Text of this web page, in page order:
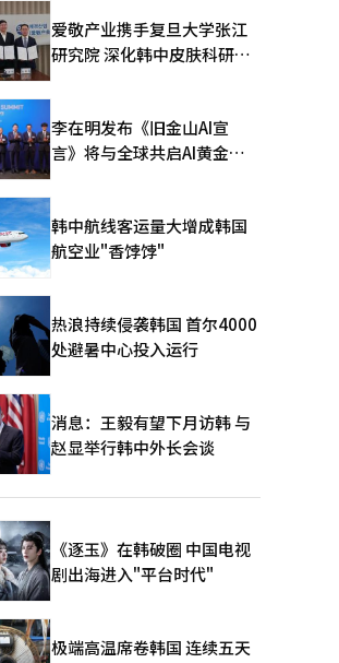
爱敬产业携手复旦大学张江
研究院 深化韩中皮肤科研合
李在明发布《旧金山AI宣
言》将与全球共启AI黄金时
韩中航线客运量大增成韩国
航空业"香饽饽"
热浪持续侵袭韩国 首尔4000
处避暑中心投入运行
消息：王毅有望下月访韩 与
赵显举行韩中外长会谈
《逐玉》在韩破圈 中国电视
剧出海进入"平台时代"
极端高温席卷韩国 连续五天